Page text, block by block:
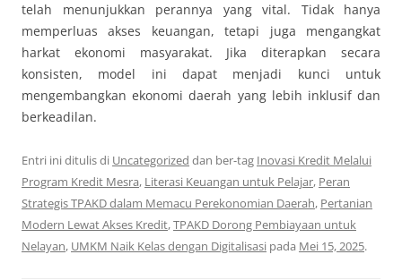
telah menunjukkan perannya yang vital. Tidak hanya
memperluas akses keuangan, tetapi juga mengangkat
harkat ekonomi masyarakat. Jika diterapkan secara
konsisten, model ini dapat menjadi kunci untuk
mengembangkan ekonomi daerah yang lebih inklusif dan
berkeadilan.
Entri ini ditulis di Uncategorized dan ber-tag Inovasi Kredit Melalui
Program Kredit Mesra, Literasi Keuangan untuk Pelajar, Peran
Strategis TPAKD dalam Memacu Perekonomian Daerah, Pertanian
Modern Lewat Akses Kredit,TPAKD Dorong Pembiayaan untuk
Nelayan, UMKM Naik Kelas dengan Digitalisasi pada Mei 15, 2025.